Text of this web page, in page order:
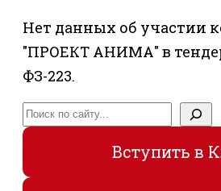
Нет данных об участии
"ПРОЕКТ АНИМА" в
ФЗ-223.
Поиск
Вступить в